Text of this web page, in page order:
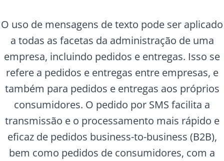
O uso de mensagens de texto pode ser aplicado
a todas as facetas da administração de uma
empresa, incluindo pedidos e entregas. Isso se
refere a pedidos e entregas entre empresas, e
também para pedidos e entregas aos próprios
consumidores. O pedido por SMS facilita a
transmissão e o processamento mais rápido e
eficaz de pedidos business-to-business (B2B),
bem como pedidos de consumidores, com a